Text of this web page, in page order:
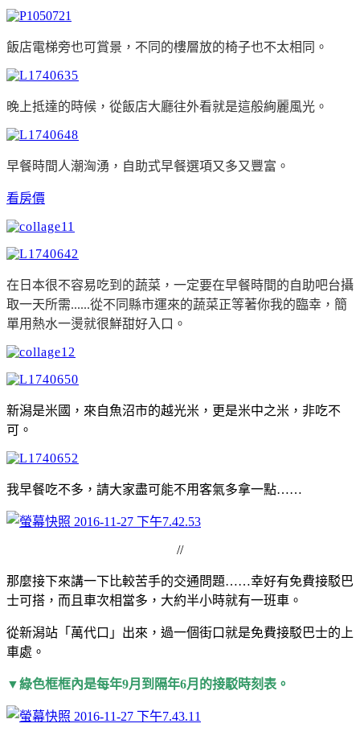
飯店電梯旁也可賞景，不同的樓層放的椅子也不太相同。
晚上抵達的時候，從飯店大廳往外看就是這般絢麗風光。
早餐時間人潮洶湧，自助式早餐選項又多又豐富。
看房價
在日本很不容易吃到的蔬菜，一定要在早餐時間的自助吧台攝
取一天所需......從不同縣市運來的蔬菜正等著你我的臨幸，簡
單用熱水一燙就很鮮甜好入口。
新潟是米國，來自魚沼市的越光米，更是米中之米，非吃不
可。
我早餐吃不多，請大家盡可能不用客氣多拿一點……
//
那麼接下來講一下比較苦手的交通問題……幸好有免費接駁巴
士可搭，而且車次相當多，大約半小時就有一班車。
從新潟站「萬代口」出來，過一個街口就是免費接駁巴士的上
車處。
▼綠色框框內是每年9月到隔年6月的接駁時刻表。